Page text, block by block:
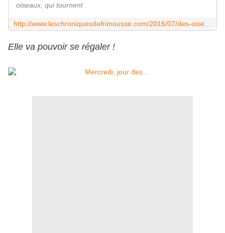
oiseaux, qui tournent
Elle va pouvoir se régaler !